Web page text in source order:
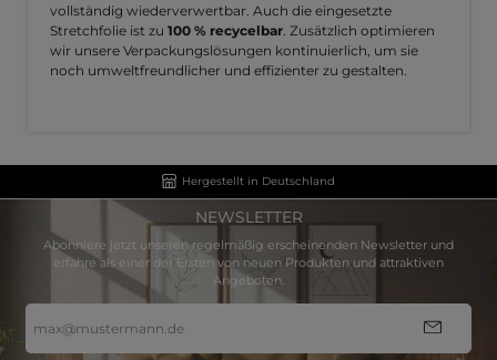
vollständig wiederverwertbar. Auch die eingesetzte
Stretchfolie ist zu 100 % recycelbar . Zusätzlich optimieren
wir unsere Verpackungslösungen kontinuierlich, um sie
noch umweltfreundlicher und effizienter zu gestalten.
Hergestellt in Deutschland
NEWSLETTER
Abonniere jetzt unseren regelmäßig erscheinenden Newsletter und
erfahre als einer der Ersten von neuen Produkten und attraktiven
Angeboten.
Mail-
Adresse